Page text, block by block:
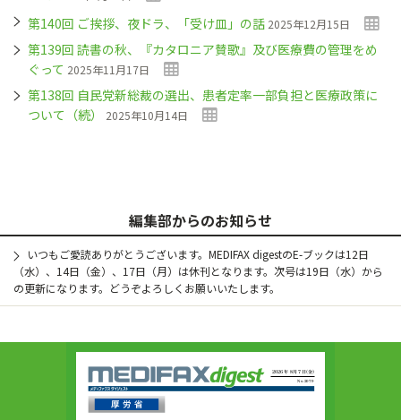
第140回 ご挨拶、夜ドラ、「受け皿」の話 2025年12月15日
第139回 読書の秋、『カタロニア賛歌』及び医療費の管理をめ
ぐって 2025年11月17日
第138回 自民党新総裁の選出、患者定率一部負担と医療政策に
ついて（続）
2025年10月14日
編集部からのお知らせ
いつもご愛読ありがとうございます。MEDIFAX digestのE-ブックは12日
（水）、14日（金）、17日（月）は休刊となります。次号は19日（水）から
の更新になります。どうぞよろしくお願いいたします。